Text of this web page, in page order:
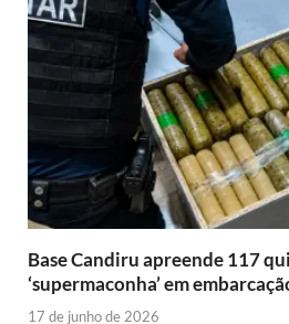
Base Candiru apreende 117
‘supermaconha’ em
17 de junho de 2026